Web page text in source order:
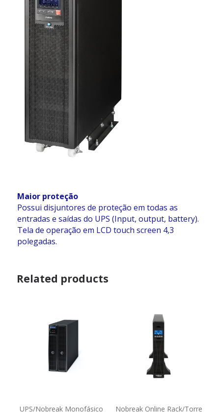
Maior proteção
Possui disjuntores de proteção em todas as
entradas e saídas do UPS (Input, output, battery).
Tela de operação em LCD touch screen 4,3
polegadas.
Related products
UPS/Nobreak Monofásico
Nobreak Online Rack/Torre